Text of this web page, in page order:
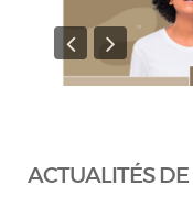
ACTUALITÉS